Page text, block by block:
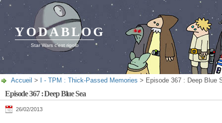
YODABLOG
Star Wars c'est rigolo
Accueil > I - TPM : Thick-Passed Memories > Episode 367 : Deep Blue
Episode 367 : Deep Blue Sea
26/02/2013